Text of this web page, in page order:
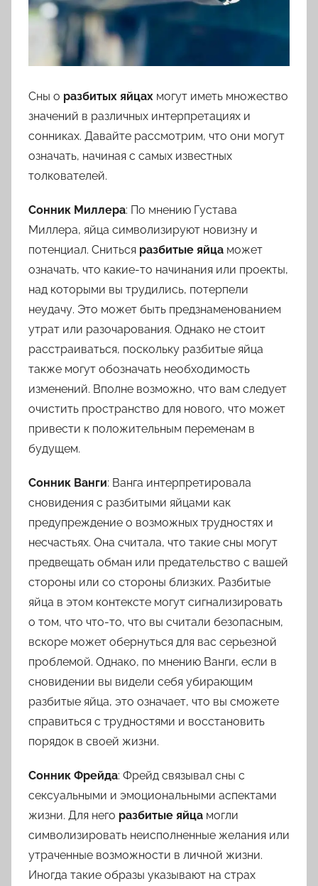
Цветкова,
Мусульманскому,
Сны о разбитых яйцах могут иметь множество
значений в различных интерпретациях и
сонниках. Давайте рассмотрим, что они могут
означать, начиная с самых известных
толкователей.
Сонник Миллера: По мнению Густава
Миллера, яйца символизируют новизну и
потенциал. Сниться разбитые яйца может
означать, что какие-то начинания или проекты,
над которыми вы трудились, потерпели
неудачу. Это может быть предзнаменованием
утрат или разочарования. Однако не стоит
расстраиваться, поскольку разбитые яйца
также могут обозначать необходимость
изменений. Вполне возможно, что вам следует
очистить пространство для нового, что может
привести к положительным переменам в
будущем.
Сонник Ванги: Ванга интерпретировала
сновидения с разбитыми яйцами как
предупреждение о возможных трудностях и
несчастьях. Она считала, что такие сны могут
предвещать обман или предательство с вашей
стороны или со стороны близких. Разбитые
яйца в этом контексте могут сигнализировать
о том, что что-то, что вы считали безопасным,
вскоре может обернуться для вас серьезной
проблемой. Однако, по мнению Ванги, если в
сновидении вы видели себя убирающим
разбитые яйца, это означает, что вы сможете
справиться с трудностями и восстановить
порядок в своей жизни.
Сонник Фрейда: Фрейд связывал сны с
сексуальными и эмоциональными аспектами
жизни. Для него разбитые яйца могли
символизировать неисполненные желания или
утраченные возможности в личной жизни.
Иногда такие образы указывают на страх